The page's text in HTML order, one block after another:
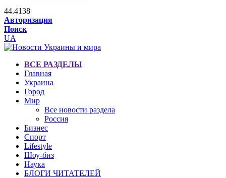
44.4138
Авторизация
Поиск
UA
ВСЕ РАЗДЕЛЫ
Главная
Украина
Город
Мир
Все новости раздела
Россия
Бизнес
Спорт
Lifestyle
Шоу-биз
Наука
БЛОГИ ЧИТАТЕЛЕЙ